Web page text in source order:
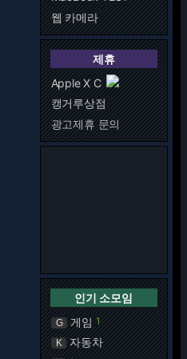
웹 카메라
제휴
Apple X C
캥거루상점
광고제휴 문의
인기 소모임
G 게임 1
K 자동차